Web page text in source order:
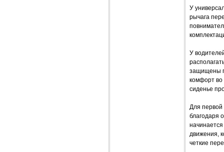
У
рычага
У
защищены
комфорт во
сиденье
Для первой
благодаря
движения,
четкие